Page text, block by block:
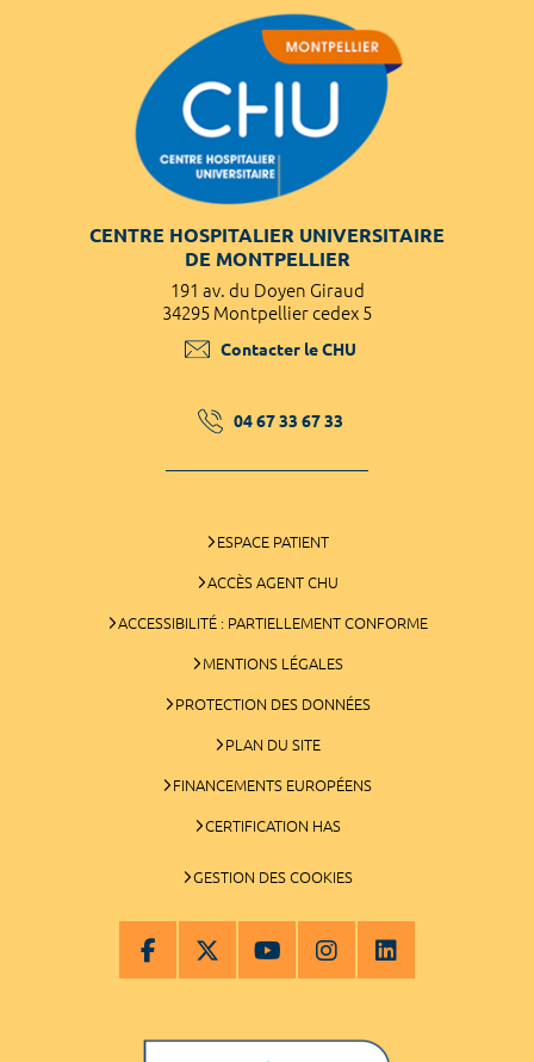
CENTRE HOSPITALIER UNIVERSITAIRE
DE MONTPELLIER
191 av. du Doyen Giraud
34295 Montpellier cedex 5
Contacter le CHU
04 67 33 67 33
ESPACE PATIENT
ACCÈS AGENT CHU
ACCESSIBILITÉ : PARTIELLEMENT CONFORME
MENTIONS LÉGALES
PROTECTION DES DONNÉES
PLAN DU SITE
FINANCEMENTS EUROPÉENS
CERTIFICATION HAS
GESTION DES COOKIES